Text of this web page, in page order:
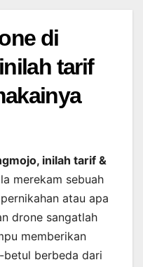
di
tarif
inilah tarif &
merekam sebuah
atau apa
drone sangatlah
memberikan
berbeda dari